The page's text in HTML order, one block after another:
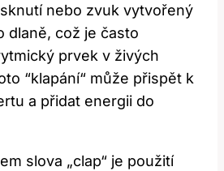
nebo zvuk vytvořený⁣
dlaně, což je často
⁣prvek v živých
⁤“klapání“ ⁢může přispět k‌
a přidat energii do
slova⁢ „clap“ je použití